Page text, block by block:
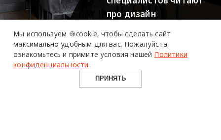
Мы используем 🍪cookie, чтобы сделать сайт
максимально удобным для вас. Пожалуйста,
ознакомьтесь и примите условия нашей Политики
конфиденциальности.
ПРИНЯТЬ